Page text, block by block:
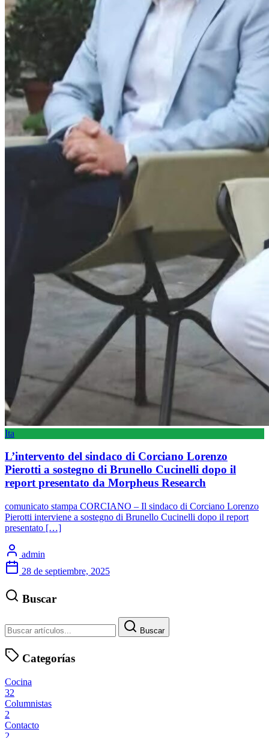
Ita
L’intervento del sindaco di Corciano Lorenzo
Pierotti a sostegno di Brunello Cucinelli dopo il
report presentato da Morpheus Research
comunicato stampa CORCIANO – Il sindaco di Corciano Lorenzo
Pierotti interviene a sostegno di Brunello Cucinelli dopo il report
presentato […]
admin
28 de septiembre, 2025
Buscar
Buscar
Categorías
Cocina
32
Columnistas
2
Contacto
2